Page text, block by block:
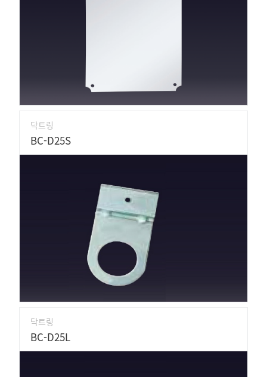
닥트링
BC-D25S
닥트링
BC-D25L